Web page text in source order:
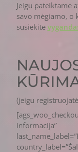
Jeigu pateiktame
savo mėgiamo, o
susiekite
(jeigu
informacija”